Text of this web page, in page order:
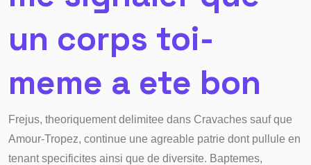
un corps toi-
meme a ete bon
Frejus, theoriquement delimitee dans Cravaches sauf que
Amour-Tropez, continue une agreable patrie dont pullule en
tenant specificites ainsi que de diversite. Baptemes,